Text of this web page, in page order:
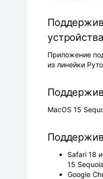
устройства
Приложение
из линейки
MacOS 15
Safari 18
15
Google